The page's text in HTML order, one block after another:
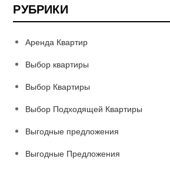
РУБРИКИ
Аренда Квартир
Выбор квартиры
Выбор Квартиры
Выбор Подходящей Квартиры
Выгодные предложения
Выгодные Предложения